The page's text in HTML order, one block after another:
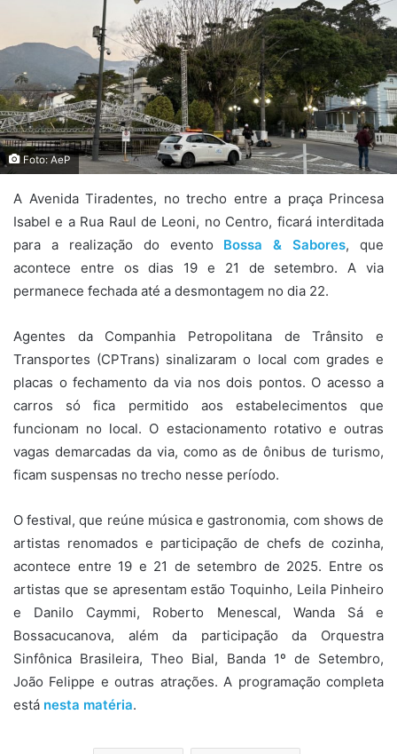
Foto: AeP
A Avenida Tiradentes, no trecho entre a praça Princesa
Isabel e a Rua Raul de Leoni, no Centro, ficará interditada
para a realização do evento Bossa & Sabores, que
acontece entre os dias 19 e 21 de setembro. A via
permanece fechada até a desmontagem no dia 22.
Agentes da Companhia Petropolitana de Trânsito e
Transportes (CPTrans) sinalizaram o local com grades e
placas o fechamento da via nos dois pontos. O acesso a
carros só fica permitido aos estabelecimentos que
funcionam no local. O estacionamento rotativo e outras
vagas demarcadas da via, como as de ônibus de turismo,
ficam suspensas no trecho nesse período.
O festival, que reúne música e gastronomia, com shows de
artistas renomados e participação de chefs de cozinha,
acontece entre 19 e 21 de setembro de 2025. Entre os
artistas que se apresentam estão Toquinho, Leila Pinheiro
e Danilo Caymmi, Roberto Menescal, Wanda Sá e
Bossacucanova, além da participação da Orquestra
Sinfônica Brasileira, Theo Bial, Banda 1º de Setembro,
João Felippe e outras atrações. A programação completa
está nesta matéria.